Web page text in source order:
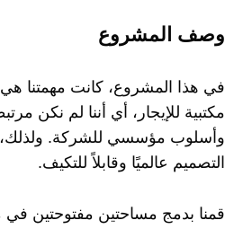
وصف المشروع
في هذا المشروع، كانت مهمتنا
مكتبية للإيجار، أي أننا لم نكن
وأسلوب مؤسسي للشركة. ولذلك،
التصميم عالميًا وقابلاً للتكيف.
قمنا بدمج مساحتين مفتوحتين في